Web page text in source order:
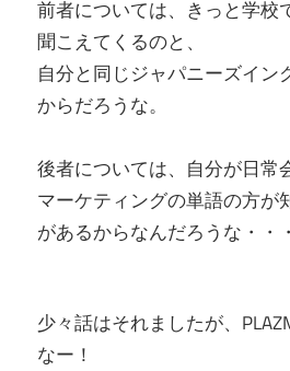
前者については、きっと学校
聞こえてくるのと、
自分と同じジャパニーズイン
からだろうな。
後者については、自分が日常
マーケティングの単語の方が
があるからなんだろうな・・
少々話はそれましたが、
なー！